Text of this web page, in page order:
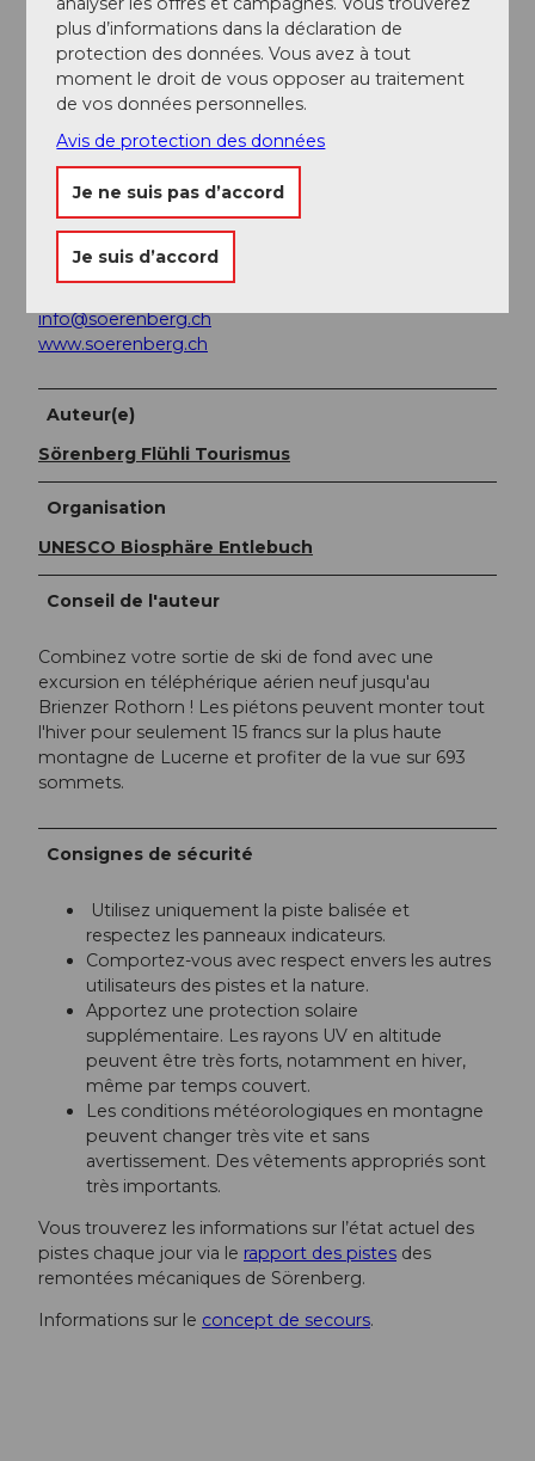
Lucerne). Depuis Schüpfheim, prenez le car postal
jusqu'à Sörenberg « Platz » ou « Rothornbahn ».
Planifiez votre voyage avec lehoraire en ligne des
CFF.
Informations supplémentaires / Liens
Tourisme Sörenberg Flühli
Rothornstrasse 21, 6174 Sörenberg
info@soerenberg.ch
www.soerenberg.ch
Auteur(e)
Sörenberg Flühli Tourismus
Organisation
UNESCO Biosphäre Entlebuch
Conseil de l'auteur
Combinez votre sortie de ski de fond avec une
excursion en téléphérique aérien neuf jusqu'au
Brienzer Rothorn ! Les piétons peuvent monter tout
l'hiver pour seulement 15 francs sur la plus haute
montagne de Lucerne et profiter de la vue sur 693
sommets.
Consignes de sécurité
Utilisez uniquement la piste balisée et
respectez les panneaux indicateurs.
Comportez-vous avec respect envers les autres
utilisateurs des pistes et la nature.
Apportez une protection solaire
supplémentaire. Les rayons UV en altitude
peuvent être très forts, notamment en hiver,
même par temps couvert.
Les conditions météorologiques en montagne
peuvent changer très vite et sans
avertissement. Des vêtements appropriés sont
très importants.
Vous trouverez les informations sur l’état actuel des
pistes chaque jour via le rapport des pistes des
remontées mécaniques de Sörenberg.
Informations sur le concept de secours.
plus d’informations dans la déclaration de
protection des données. Vous avez à tout
moment le droit de vous opposer au traitement
de vos données personnelles.
Avis de protection des données
Je ne suis pas d’accord
Je suis d’accord